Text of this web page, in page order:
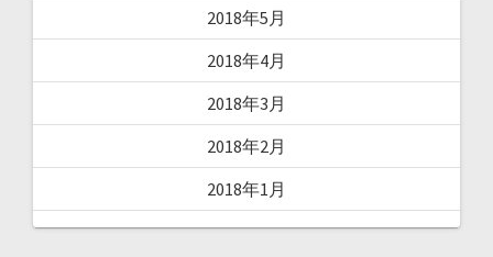
2018年5月
2018年4月
2018年3月
2018年2月
2018年1月